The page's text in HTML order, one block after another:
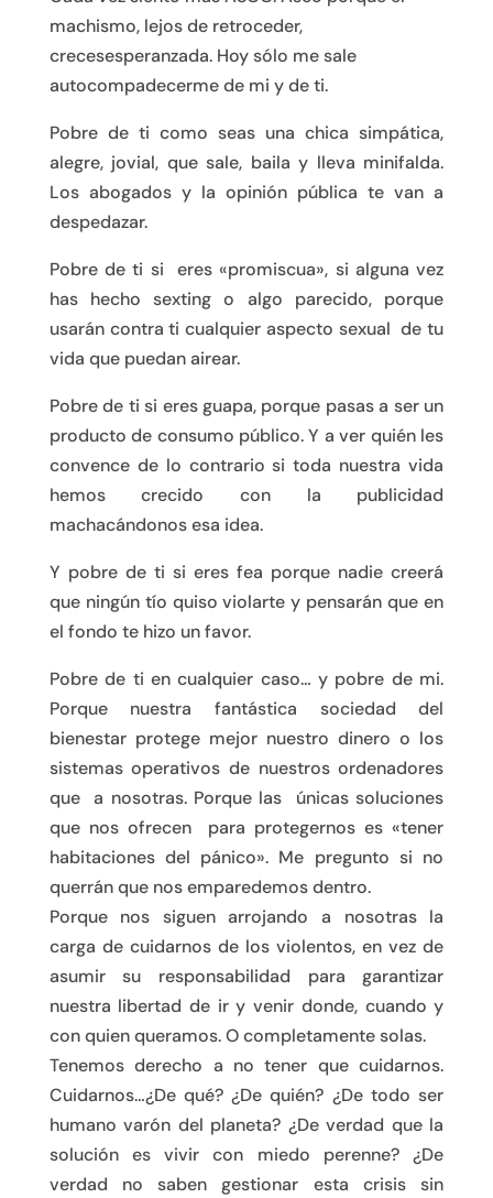
machismo, lejos de retroceder,
crecesesperanzada. Hoy sólo me sale
autocompadecerme de mi y de ti.
Pobre de ti como seas una chica simpática,
alegre, jovial, que sale, baila y lleva minifalda.
Los abogados y la opinión pública te van a
despedazar.
Pobre de ti si eres «promiscua», si alguna vez
has hecho sexting o algo parecido, porque
usarán contra ti cualquier aspecto sexual de tu
vida que puedan airear.
Pobre de ti si eres guapa, porque pasas a ser un
producto de consumo público. Y a ver quién les
convence de lo contrario si toda nuestra vida
hemos crecido con la publicidad
machacándonos esa idea.
Y pobre de ti si eres fea porque nadie creerá
que ningún tío quiso violarte y pensarán que en
el fondo te hizo un favor.
Pobre de ti en cualquier caso… y pobre de mi.
Porque nuestra fantástica sociedad del
bienestar protege mejor nuestro dinero o los
sistemas operativos de nuestros ordenadores
que a nosotras. Porque las únicas soluciones
que nos ofrecen para protegernos es «tener
habitaciones del pánico». Me pregunto si no
querrán que nos emparedemos dentro.
Porque nos siguen arrojando a nosotras la
carga de cuidarnos de los violentos, en vez de
asumir su responsabilidad para garantizar
nuestra libertad de ir y venir donde, cuando y
con quien queramos. O completamente solas.
Tenemos derecho a no tener que cuidarnos.
Cuidarnos…¿De qué? ¿De quién? ¿De todo ser
humano varón del planeta? ¿De verdad que la
solución es vivir con miedo perenne? ¿De
verdad no saben gestionar esta crisis sin